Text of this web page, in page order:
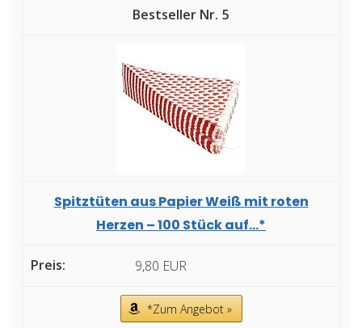
5
Spitztüten aus Papier Weiß mit roten
Herzen – 100 Stück auf...*
9,80 EUR
*Zum Angebot »